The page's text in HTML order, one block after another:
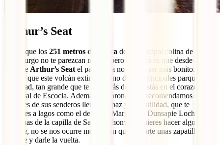
Arthur’s Seat
Puede que los 251 metros de altura de la principal colina de
Edimburgo no te parezcan mucho pero lo cierto es que desde la
cima de Arthur’s Seatel panorama no podría ser más bonito. Sin
olvidar que este volcán extinto es uno de los principales parques de
la ciudad, tan grande que te olvidarás de que estás en el corazón de
la capital de Escocia. Además de coronarlo te recomendamos que
disfrutes de sus senderos llenos de paz y tranquilidad, que te
acerques a lagos como el de Santa Margaret o Dunsapie Loch y a
las ruinas de la capilla de Saint Anthony. Si quieres hacer algo de
deporte, no se nos ocurre mejor plan que calzarte unas zapatillas de
deporte y darle la vuelta.